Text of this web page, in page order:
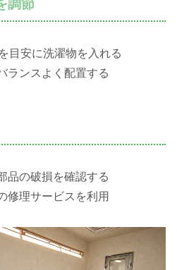
調節
目安に洗濯物を入れる
ランスよく配置する
品の破損を確認する
修理サービスを利用